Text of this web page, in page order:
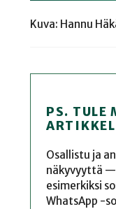
Kuva: Hannu
PS. TULE
Osallistu ja
näkyvyyttä —
esimerkiksi
WhatsApp -